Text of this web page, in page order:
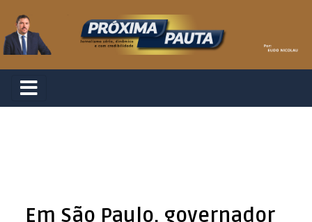
Em São Paulo, governador